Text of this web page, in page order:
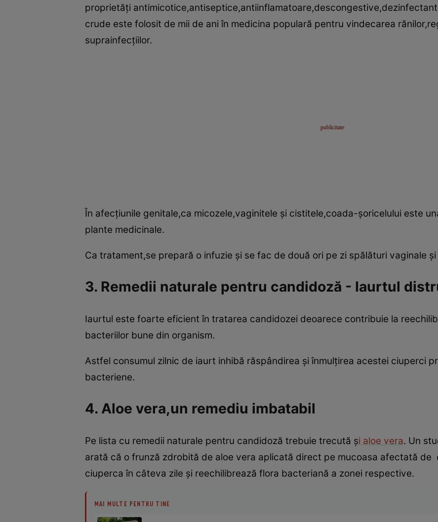
proprietăţi
crude este folosit de mii de ani în medicina populară pentru vindecarea
suprainfecţiilor.
În afecţiunile genitale,ca micozele,vaginitele şi cistitele,coada-şoricelului este
plante medicinale.
Ca tratament,se prepară o infuzie şi se fac de două ori pe zi spălături vaginale
3. Remedii naturale pentru candidoză - Iaurtul
Iaurtul este foarte eficient în tratarea candidozei deoarece contribuie la
bacteriilor bune din organism.
Astfel consumul zilnic de iaurt inhibă răspândirea şi înmulţirea acestei ciuperci
bacteriene.
4. Aloe vera,un remediu imbatabil
Pe lista cu remedii naturale pentru candidoză trebuie trecută şi aloe vera. Un
arată că o frunză zdrobită de aloe vera aplicată direct pe mucoasa afectată de
ciuperca în câteva zile şi reechilibrează flora bacteriană a zonei res­pective.
MAI MULTE PENTRU TINE